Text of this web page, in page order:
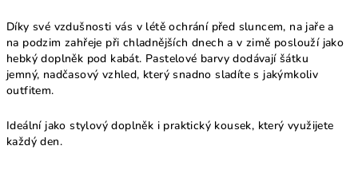
Díky své vzdušnosti vás v létě ochrání před sluncem, na jaře a
na podzim zahřeje při chladnějších dnech a v zimě poslouží jako
hebký doplněk pod kabát. Pastelové barvy dodávají šátku
jemný, nadčasový vzhled, který snadno sladíte s jakýmkoliv
outfitem.
Ideální jako stylový doplněk i praktický kousek, který využijete
každý den.